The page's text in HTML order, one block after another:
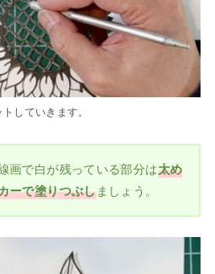
トしていきます。
画で白が残っている部分は太め
ーで塗りつぶしましょう。